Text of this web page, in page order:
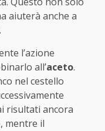
aiuterà anche a
l’azione
all’aceto.
nel cestello
risultati ancora
mentre il